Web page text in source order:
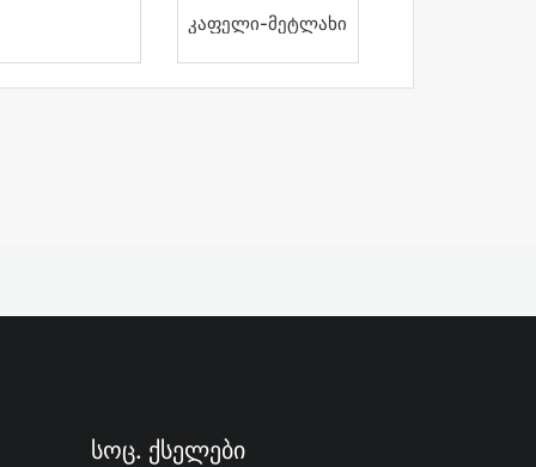
Კაფელი-Მეტლახი
Სოც. Ქსელები